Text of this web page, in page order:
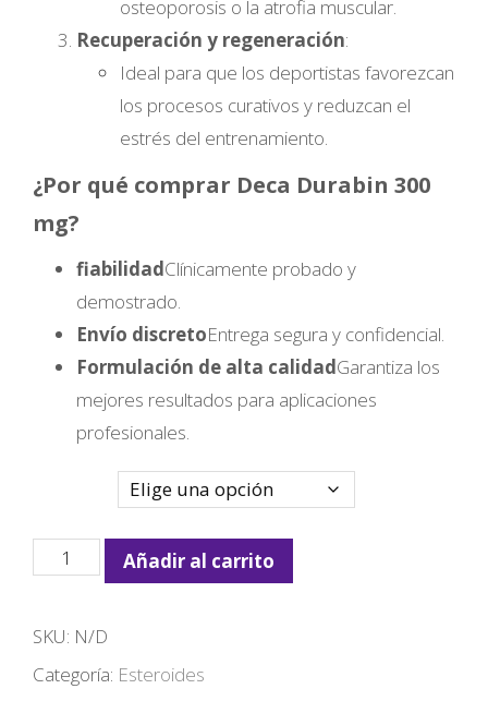
osteoporosis o la atrofia muscular.
Recuperación y regeneración:
Ideal para que los deportistas favorezcan
los procesos curativos y reduzcan el
estrés del entrenamiento.
¿Por qué comprar Deca Durabin 300
mg?
fiabilidadClínicamente probado y
demostrado.
Envío discretoEntrega segura y confidencial.
Formulación de alta calidadGarantiza los
mejores resultados para aplicaciones
profesionales.
Deca
Durabin
cantidad
Añadir al carrito
SKU: N/D
Categoría: Esteroides